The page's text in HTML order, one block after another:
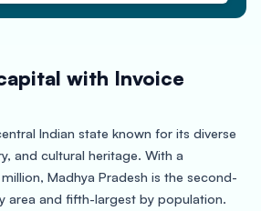
with Invoice
Indian state known for its diverse
and cultural heritage. With a
Madhya Pradesh is the second-
area and fifth-largest by population.